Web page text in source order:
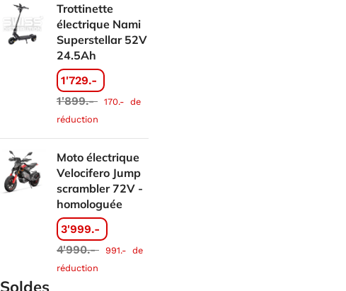
Trottinette
électrique Nami
Superstellar 52V
24.5Ah
1'729.-
1'899.- 170.- de
réduction
Moto électrique
Velocifero Jump
scrambler 72V -
homologuée
3'999.-
4'990.-
991.- de
réduction
Soldes